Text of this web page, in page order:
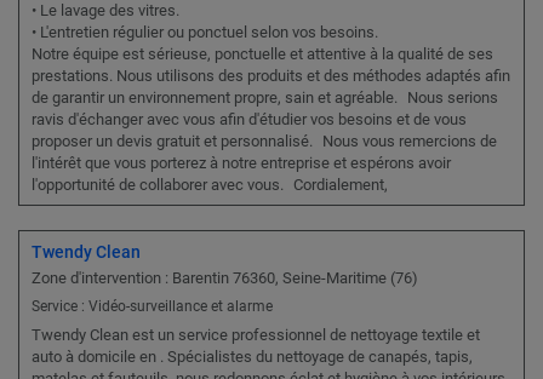
• Le lavage des vitres.
• L'entretien régulier ou ponctuel selon vos besoins.
Notre équipe est sérieuse, ponctuelle et attentive à la qualité de ses
prestations. Nous utilisons des produits et des méthodes adaptés afin
de garantir un environnement propre, sain et agréable. Nous serions
ravis d'échanger avec vous afin d'étudier vos besoins et de vous
proposer un devis gratuit et personnalisé. Nous vous remercions de
l'intérêt que vous porterez à notre entreprise et espérons avoir
l'opportunité de collaborer avec vous. Cordialement,
Twendy Clean
Zone d'intervention : Barentin 76360, Seine-Maritime (76)
Service : Vidéo-surveillance et alarme
Twendy Clean est un service professionnel de nettoyage textile et
auto à domicile en . Spécialistes du nettoyage de canapés, tapis,